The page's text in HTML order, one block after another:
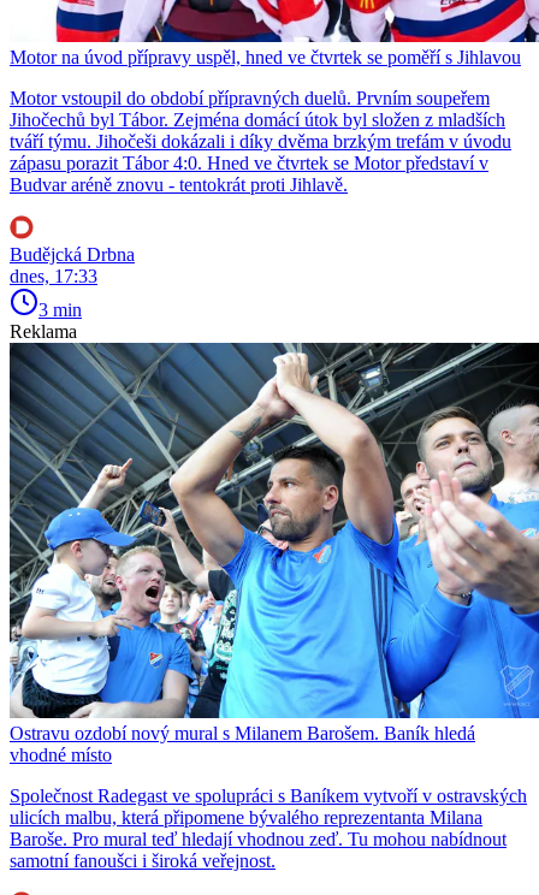
Motor na úvod přípravy uspěl, hned ve čtvrtek se poměří s Jihlavou
Motor vstoupil do období přípravných duelů. Prvním soupeřem
Jihočechů byl Tábor. Zejména domácí útok byl složen z mladších
tváří týmu. Jihočeši dokázali i díky dvěma brzkým trefám v úvodu
zápasu porazit Tábor 4:0. Hned ve čtvrtek se Motor představí v
Budvar aréně znovu - tentokrát proti Jihlavě.
Budějcká Drbna
dnes, 17:33
3 min
Reklama
Ostravu ozdobí nový mural s Milanem Barošem. Baník hledá
vhodné místo
Společnost Radegast ve spolupráci s Baníkem vytvoří v ostravských
ulicích malbu, která připomene bývalého reprezentanta Milana
Baroše. Pro mural teď hledají vhodnou zeď. Tu mohou nabídnout
samotní fanoušci i široká veřejnost.